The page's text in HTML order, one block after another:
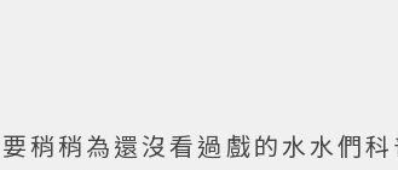
稍稍為還沒看過戲的水水們